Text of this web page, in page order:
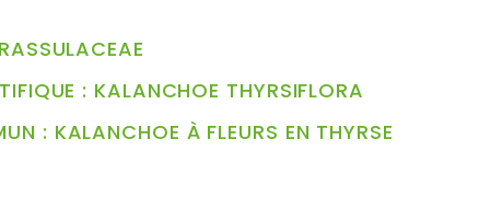
: KALANCHOE THYRSIFLORA
: KALANCHOE À FLEURS EN THYRSE